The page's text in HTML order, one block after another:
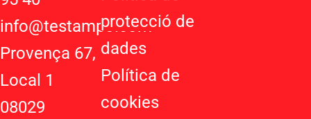
info@testampo.com
Provença 67,
Local 1
08029
protecció de
dades
Política de
cookies